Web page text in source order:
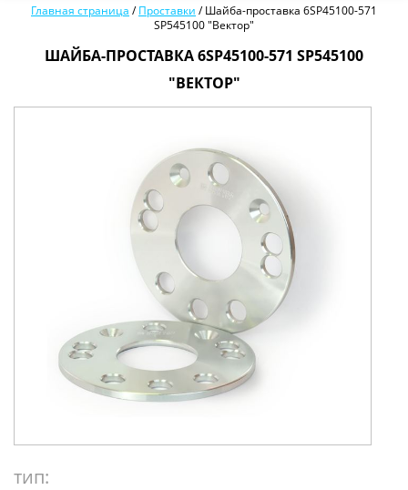
Главная страница /Проставки /Шайба-проставка 6SP45100-571
SP545100 "Вектор"
ШАЙБА-ПРОСТАВКА 6SP45100-571 SP545100
"ВЕКТОР"
тип: